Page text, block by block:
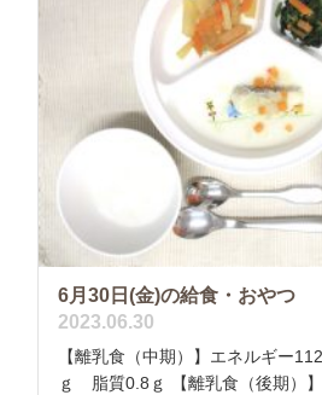
6月30日(金)の給食・おやつ
2023.06.30
【離乳食（中期）】エネルギー
ｇ 脂質0.8ｇ 【離乳食（後期）